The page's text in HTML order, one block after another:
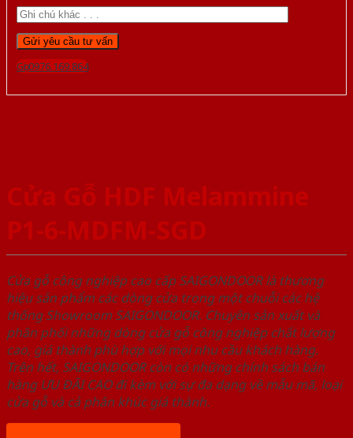
Gọi 0976.169.864
Cửa Gỗ HDF Melammine
P1-6-MDFM-SGD
Cửa gỗ công nghiệp cao cấp SAIGONDOOR là thương
hiệu sản phẩm các dòng cửa trong một chuỗi các hệ
thống Showroom SAIGONDOOR. Chuyên sản xuất và
phân phối những dòng cửa gỗ công nghiệp chất lượng
cao, giá thành phù hợp với mọi nhu cầu khách hàng.
Trên hết, SAIGONDOOR còn có những chính sách bán
hàng ƯU ĐÃI CAO đi kèm với sự đa dạng về mẫu mã, loại
cửa gỗ và cả phân khúc giá thành.